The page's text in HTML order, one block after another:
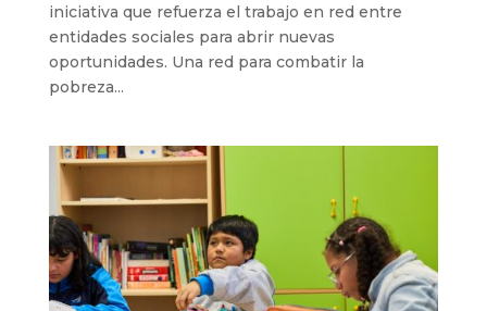
iniciativa que refuerza el trabajo en red entre
entidades sociales para abrir nuevas
oportunidades. Una red para combatir la
pobreza...